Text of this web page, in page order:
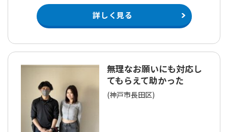
詳しく見る
無理なお願いにも対応し
てもらえて助かった
(神戸市長田区)